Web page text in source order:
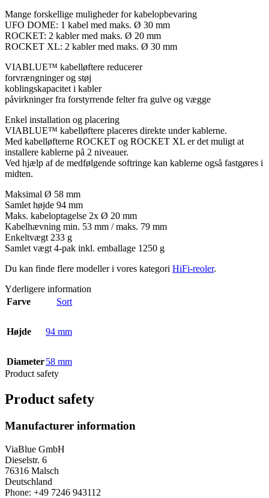
Mange forskellige muligheder for kabelopbevaring
UFO DOME: 1 kabel med maks. Ø 30 mm
ROCKET: 2 kabler med maks. Ø 20 mm
ROCKET XL: 2 kabler med maks. Ø 30 mm
VIABLUE™ kabelløftere reducerer
forvrængninger og støj
koblingskapacitet i kabler
påvirkninger fra forstyrrende felter fra gulve og vægge
Enkel installation og placering
VIABLUE™ kabelløftere placeres direkte under kablerne.
Med kabelløfterne ROCKET og ROCKET XL er det muligt at
installere kablerne på 2 niveauer.
Ved hjælp af de medfølgende softringe kan kablerne også fastgøres i
midten.
Maksimal Ø 58 mm
Samlet højde 94 mm
Maks. kabeloptagelse 2x Ø 20 mm
Kabelhævning min. 53 mm / maks. 79 mm
Enkeltvægt 233 g
Samlet vægt 4-pak inkl. emballage 1250 g
Du kan finde flere modeller i vores kategori HiFi-reoler.
Yderligere information
Farve
Sort
Højde 94 mm
Diameter58 mm
Product safety
Product safety
Manufacturer information
ViaBlue GmbH
Dieselstr. 6
76316 Malsch
Deutschland
Phone: +49 7246 943112